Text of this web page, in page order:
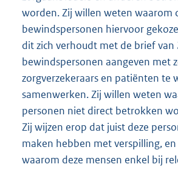
worden. Zij willen weten waarom
bewindspersonen hiervoor
dit zich verhoudt met de brief van
bewindspersonen aangeven met
zorgverzekeraars en patiënten te
samenwerken. Zij willen weten
personen niet direct betrokken
Zij wijzen erop dat juist deze
maken hebben met verspilling,
waarom deze mensen enkel bij